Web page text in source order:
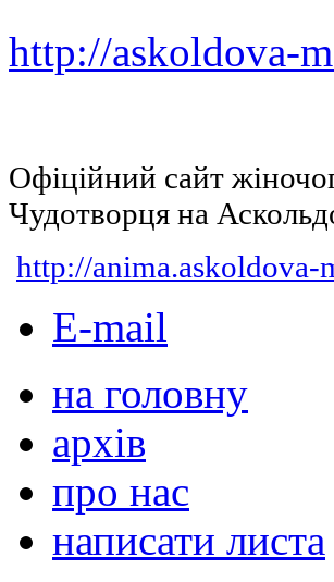
http://askoldova-
Офіційний сайт
Чудотворця на
http://anima.askoldova-
E-mail
на головну
архів
про нас
написати листа